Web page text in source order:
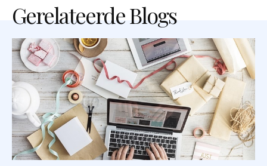
Gerelateerde Blogs